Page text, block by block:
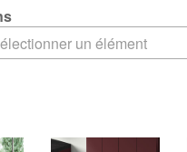
un élément